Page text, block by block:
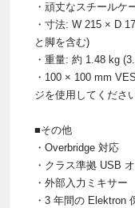
・頑丈なスチールケ
・寸法: W 215 × D
と脚を含む)
・重量: 約 1.48 kg
・100 × 100 mm
ジを使用してください
■その他
・Overbridge 対応
・クラス準拠 USB
・外部入力ミキサー
・3 年間の Elektron